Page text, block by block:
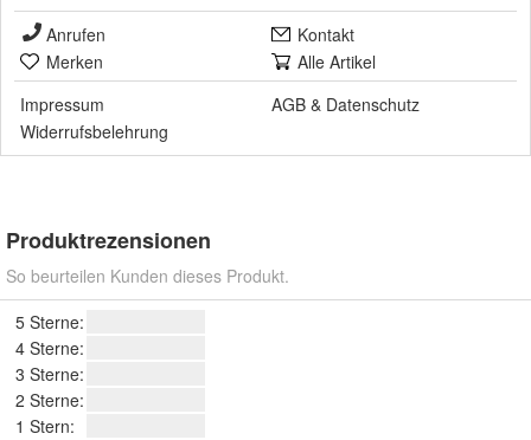
Anrufen
Kontakt
Merken
Alle Artikel
Impressum
AGB & Datenschutz
Widerrufsbelehrung
Produktrezensionen
So beurteilen Kunden dieses Produkt.
5 Sterne:
4 Sterne:
3 Sterne:
2 Sterne:
1 Stern: